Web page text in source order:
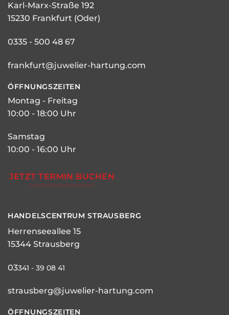
Karl-Marx-Straße 192
15230 Frankfurt (Oder)
0335 - 500 48 67
frankfurt@juwelier-hartung.com
ÖFFNUNGSZEITEN
Montag - Freitag
10:00 - 18:00 Uhr
Samstag
10:00 - 16:00 Uhr
JETZT TERMIN BUCHEN
HANDELSCENTRUM STRAUSBERG
Herrenseeallee 15
15344 Strausberg
03341 - 39 08 41
strausberg@juwelier-hartung.com
ÖFFNUNGSZEITEN